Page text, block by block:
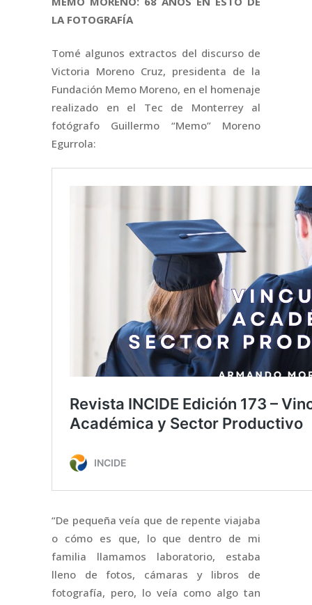
LA FOTOGRAFÍA
Tomé algunos extractos del discurso de
Victoria Moreno Cruz, presidenta de la
Fundación Memo Moreno, en el homenaje
realizado en el Tec de Monterrey al
fotógrafo Guillermo “Memo” Moreno
Egurrola:
“De pequeña veía que de repente viajaba
o cómo es que, lo que dentro de mi
familia llamamos laboratorio, estaba
lleno de fotos, cámaras y libros de
fotografía, pero, lo veía como algo tan